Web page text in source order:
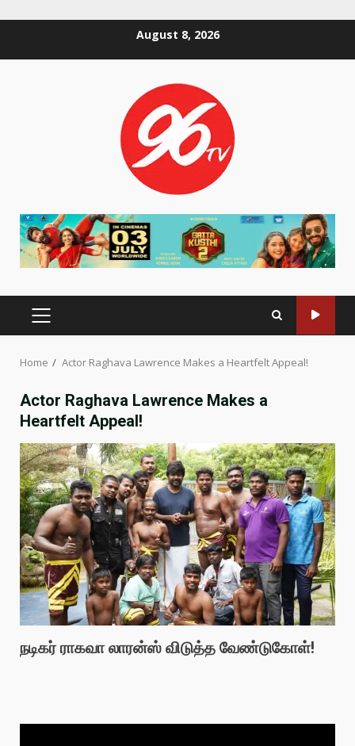
August 8, 2026
PRIMARY
MENU
Home Actor Raghava Lawrence Makes a Heartfelt Appeal!
Actor Raghava Lawrence Makes a
Heartfelt Appeal!
நடிகர் ராகவா லாரன்ஸ் விடுத்த வேண்டுகோள்!